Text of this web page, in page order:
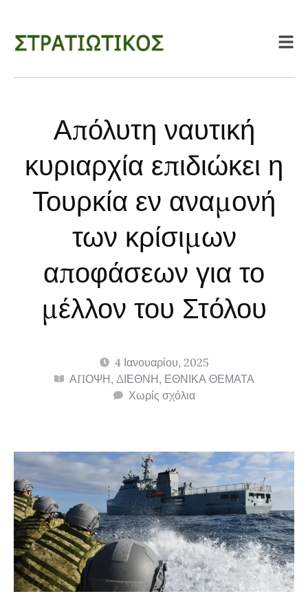
Απόλυτη ναυτική
κυριαρχία επιδιώκει η
Τουρκία εν αναμονή
των κρίσιμων
αποφάσεων για το
μέλλον του Στόλου
4 Ιανουαρίου, 2025
ΑΠΟΨΗ, ΔΙΕΘΝΗ, ΕΘΝΙΚΑ ΘΕΜΑΤΑ
Χωρίς σχόλια